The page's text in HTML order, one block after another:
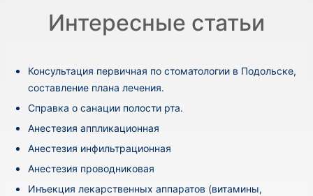
Интересные статьи
Консультация первичная по стоматологии в Подольске,
составление плана лечения.
Cправка о санации полости рта.
Анестезия аппликационная
Анестезия инфильтрационная
Анестезия проводниковая
Инъекция лекарственных аппаратов (витамины,